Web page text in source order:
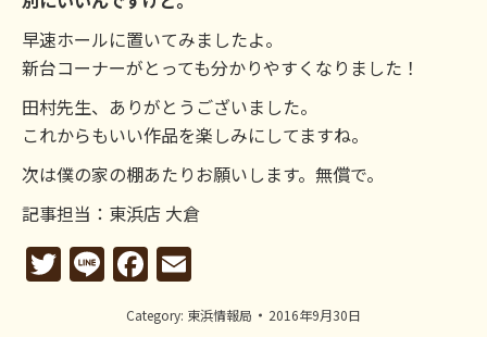
早速ホールに置いてみましたよ。
新台コーナーがとっても分かりやすくなりました！
田村先生、ありがとうございました。
これからもいい作品を楽しみにしてますね。
次は僕の家の棚あたりお願いします。無償で。
記事担当：東浜店 大倉
Twitter
LineFacebook
Category: 東浜情報局 2016年9月30日